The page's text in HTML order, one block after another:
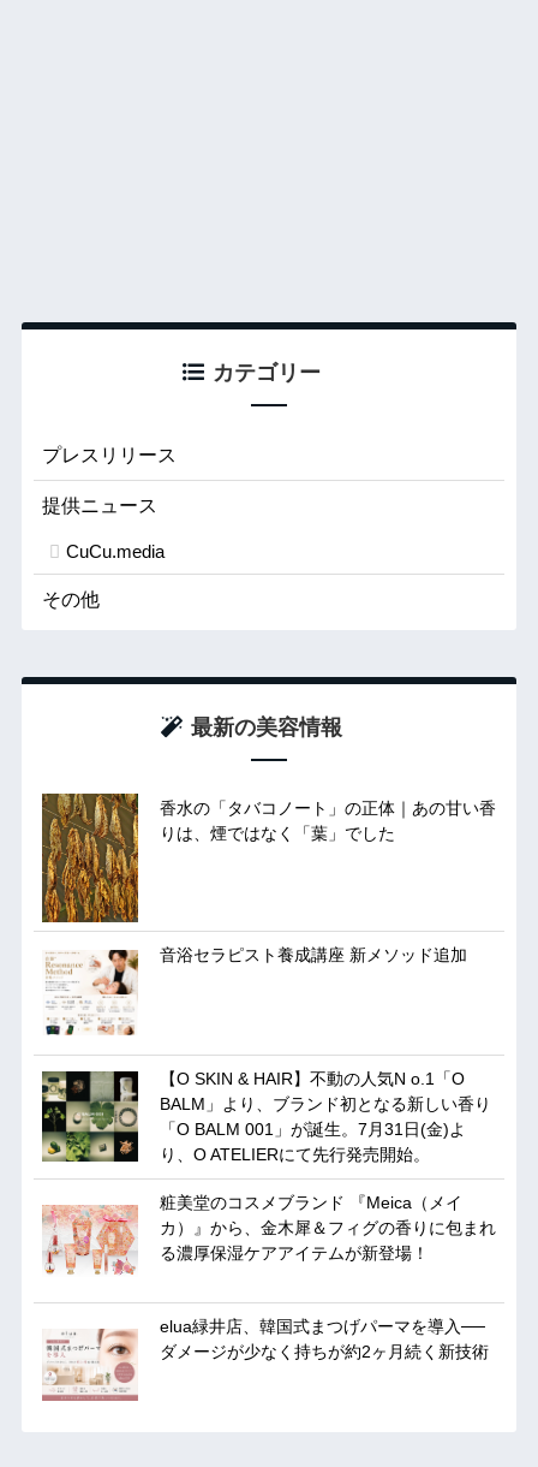
カテゴリー
プレスリリース
提供ニュース
CuCu.media
その他
最新の美容情報
香水の「タバコノート」の正体｜あの甘い香
りは、煙ではなく「葉」でした
音浴セラピスト養成講座 新メソッド追加
【O SKIN & HAIR】不動の人気N o.1「O
BALM」より、ブランド初となる新しい香り
「O BALM 001」が誕生。7月31日(金)よ
り、O ATELIERにて先行発売開始。
粧美堂のコスメブランド 『Meica（メイ
カ）』から、金木犀＆フィグの香りに包まれ
る濃厚保湿ケアアイテムが新登場！
elua緑井店、韓国式まつげパーマを導入──
ダメージが少なく持ちが約2ヶ月続く新技術